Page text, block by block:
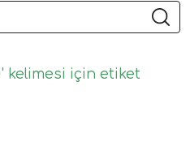
kelimesi için etiket